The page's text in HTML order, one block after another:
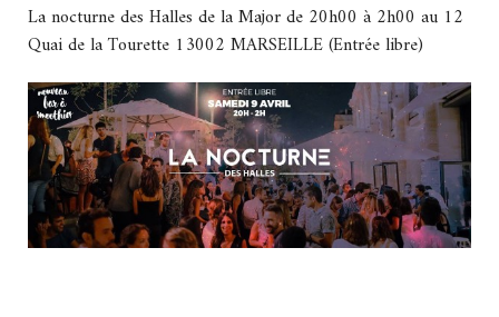
La nocturne des Halles de la Major de 20h00 à 2h00 au 12
Quai de la Tourette 13002 MARSEILLE (Entrée libre)